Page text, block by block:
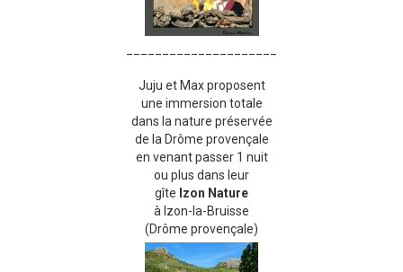
Juju et Max proposent
une immersion totale
dans la nature préservée
de la Drôme provençale
en venant passer 1 nuit
ou plus dans leur
gîte Izon Nature
à Izon-la-Bruisse
(Drôme provençale)